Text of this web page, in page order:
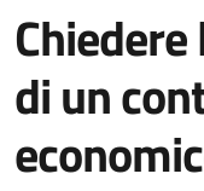
di un